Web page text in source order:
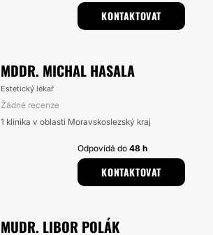
KONTAKTOVAT
MDDR. MICHAL HASALA
Estetický lékař
Žádné recenze
1 klinika v oblasti Moravskoslezský kraj
Odpovídá do48 h
KONTAKTOVAT
MUDR. LIBOR POLÁK